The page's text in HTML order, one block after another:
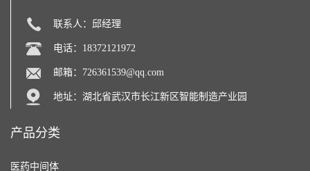
联系人：邱经理
电话：18372121972
邮箱： 726361539@qq.com
地址：湖北省武汉市长江新区智能制造产业园
产品分类
医药中间体